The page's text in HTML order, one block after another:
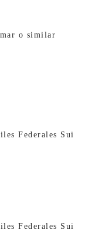
o similar
Federales Sui
Federales Sui